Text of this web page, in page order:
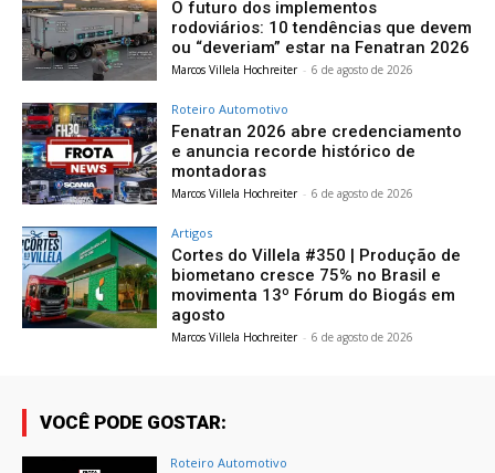
O futuro dos implementos
rodoviários: 10 tendências que devem
ou “deveriam” estar na Fenatran 2026
Marcos Villela Hochreiter - 6 de agosto de 2026
Roteiro Automotivo
Fenatran 2026 abre credenciamento
e anuncia recorde histórico de
montadoras
Marcos Villela Hochreiter - 6 de agosto de 2026
Artigos
Cortes do Villela #350 | Produção de
biometano cresce 75% no Brasil e
movimenta 13º Fórum do Biogás em
agosto
Marcos Villela Hochreiter - 6 de agosto de 2026
VOCÊ PODE GOSTAR:
Roteiro Automotivo